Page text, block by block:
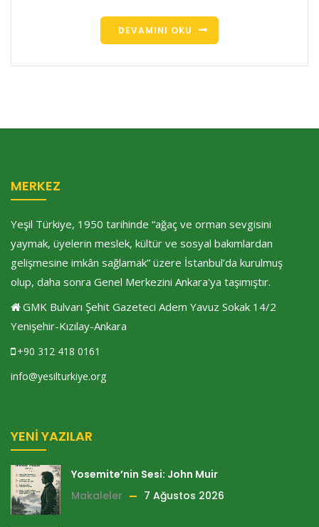
DEVAMINI OKU
MERKEZ
Yeşil Türkiye, 1950 tarihinde “ağaç ve orman sevgisini
yaymak, üyelerin meslek, kültür ve sosyal bakımlardan
gelişmesine imkân sağlamak” üzere İstanbul’da kurulmuş
olup, daha sonra Genel Merkezini Ankara'ya taşımıştır.
GMK Bulvarı Şehit Gazeteci Adem Yavuz Sokak 14/2
Yenişehir-Kızılay-Ankara
+90 312 418 0161
info@yesilturkiye.org
YENI YAZILAR
Yosemite’nin Sesi: John Muir
Makaleler
7 Ağustos 2026